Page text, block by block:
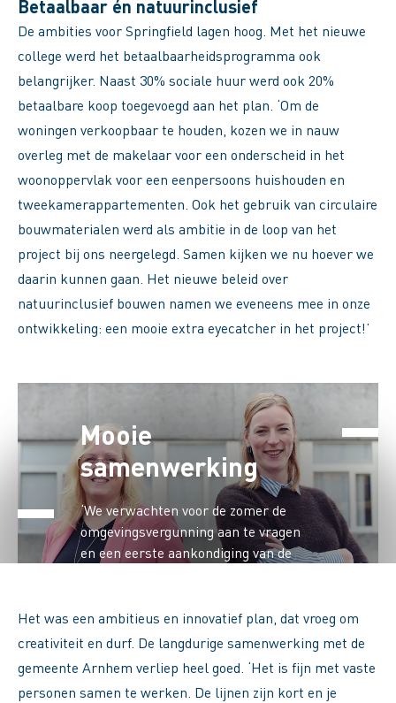
Betaalbaar én natuurinclusief
De ambities voor Springfield lagen hoog. Met het nieuwe
college werd het betaalbaarheidsprogramma ook
belangrijker. Naast 30% sociale huur werd ook 20%
betaalbare koop toegevoegd aan het plan. ‘Om de
woningen verkoopbaar te houden, kozen we in nauw
overleg met de makelaar voor een onderscheid in het
woonoppervlak voor een eenpersoons huishouden en
tweekamerappartementen. Ook het gebruik van circulaire
bouwmaterialen werd als ambitie in de loop van het
project bij ons neergelegd. Samen kijken we nu hoever we
daarin kunnen gaan. Het nieuwe beleid over
natuurinclusief bouwen namen we eveneens mee in onze
ontwikkeling: een mooie extra eyecatcher in het project!’
Mooie
samenwerking
‘We verwachten voor de zomer de
omgevingsvergunning aan te vragen
en een eerste aankondiging van de
woningcorporatie zit ook al sinds
2019 aan tafel; corporatie
Volkshuisvesting Arnhem koopt de
sociale huurappartementen.’
Het was een ambitieus en innovatief plan, dat vroeg om
creativiteit en durf. De langdurige samenwerking met de
gemeente Arnhem verliep heel goed. ‘Het is fijn met vaste
personen samen te werken. De lijnen zijn kort en je